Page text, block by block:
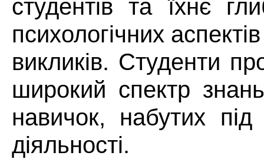
студентів та їхнє
психологічних
викликів. Студенти
широкий спектр
навичок, набутих під
діяльності.